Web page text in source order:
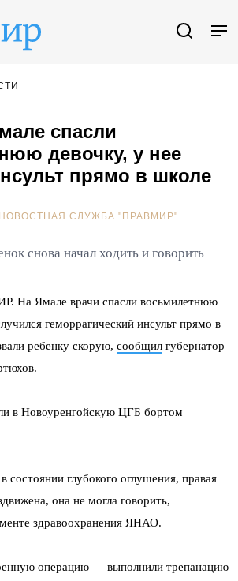
спасли
девочку, у нее
прямо в школе
НОВОСТНАЯ СЛУЖБА "ПРАВМИР"
снова начал ходить и говорить
На Ямале врачи спасли восьмилетнюю
геморрагический инсульт прямо в
ребенку скорую, сообщил губернатор
в Новоуренгойскую ЦГБ бортом
состоянии глубокого оглушения, правая
она не могла говорить,
здравоохранения ЯНАО.
операцию — выполнили трепанацию